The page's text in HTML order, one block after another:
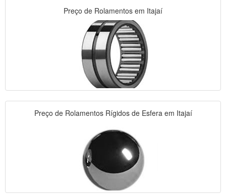
Preço de Rolamentos em Itajaí
Preço de Rolamentos Rígidos de Esfera em Itajaí